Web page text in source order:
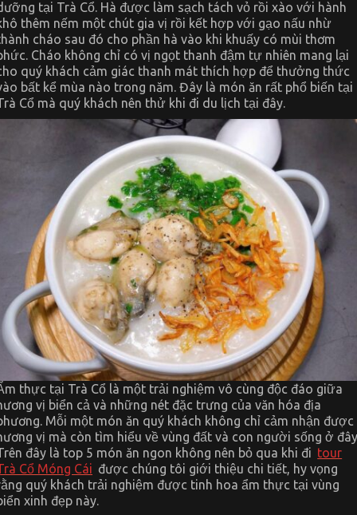
tại Trà Cổ. Hà được làm sạch tách vỏ rồi xào với hành
thêm nếm một chút gia vị rồi kết hợp với gạo nấu nhừ
cháo sau đó cho phần hà vào khi khuấy có mùi thơm
Cháo không chỉ có vị ngọt thanh đậm tự nhiên mang lại
quý khách cảm giác thanh mát thích hợp để thưởng thức
bất kể mùa nào trong năm. Đây là món ăn rất phổ biến tại
Cổ mà quý khách nên thử khi đi du lịch tại đây.
thực tại Trà Cổ là một trải nghiệm vô cùng độc đáo giữa
vị biển cả và những nét đặc trưng của văn hóa địa
Mỗi một món ăn quý khách không chỉ cảm nhận được
vị mà còn tìm hiểu về vùng đất và con người sống ở
đây là top 5 món ăn ngon không nên bỏ qua khi đi tour
Cổ Móng Cái được chúng tôi giới thiệu chi tiết, hy vọng
quý khách trải nghiệm được tinh hoa ẩm thực tại vùng
xinh đẹp này.